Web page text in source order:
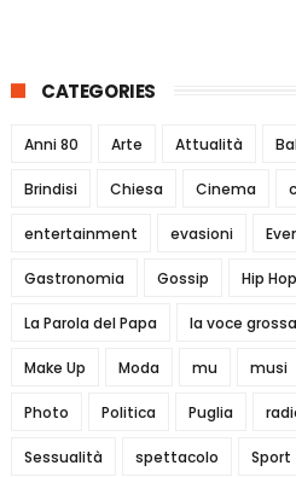
CATEGORIES
Anni 80 Arte Attualità
Brindisi Chiesa Cinema
entertainment evasioni
Gastronomia Gossip Hip Hop
La Parola del Papa la voce
Make Up Moda mu musi
Photo Politica Puglia
Sessualità spettacolo Sport